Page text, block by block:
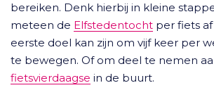
bereiken. Denk hierbij in kleine
meteen de Elfstedentocht per fiets
eerste doel kan zijn om vijf keer per
te bewegen. Of om deel te nemen
fietsvierdaagse in de buurt.